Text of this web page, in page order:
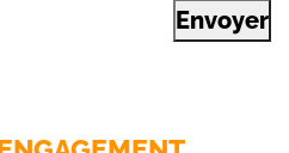
Envoyer